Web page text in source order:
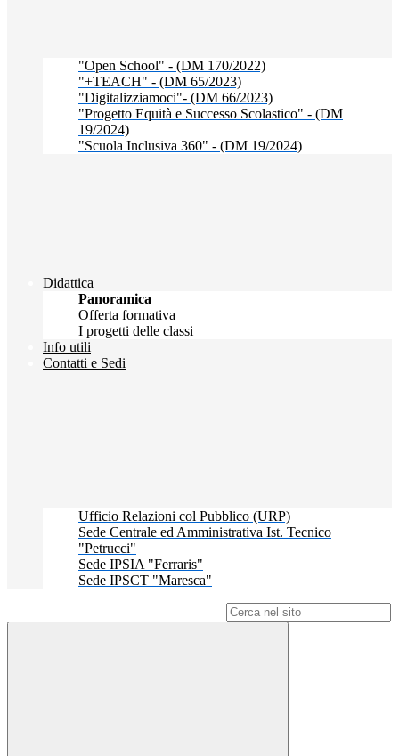
"Open School" - (DM 170/2022)
"+TEACH" - (DM 65/2023)
"Digitalizziamoci"- (DM 66/2023)
"Progetto Equità e Successo Scolastico" - (DM
19/2024)
"Scuola Inclusiva 360" - (DM 19/2024)
Didattica
Panoramica
Offerta formativa
I progetti delle classi
Info utili
Contatti e Sedi
Ufficio Relazioni col Pubblico (URP)
Sede Centrale ed Amministrativa Ist. Tecnico
"Petrucci"
Sede IPSIA "Ferraris"
Sede IPSCT "Maresca"